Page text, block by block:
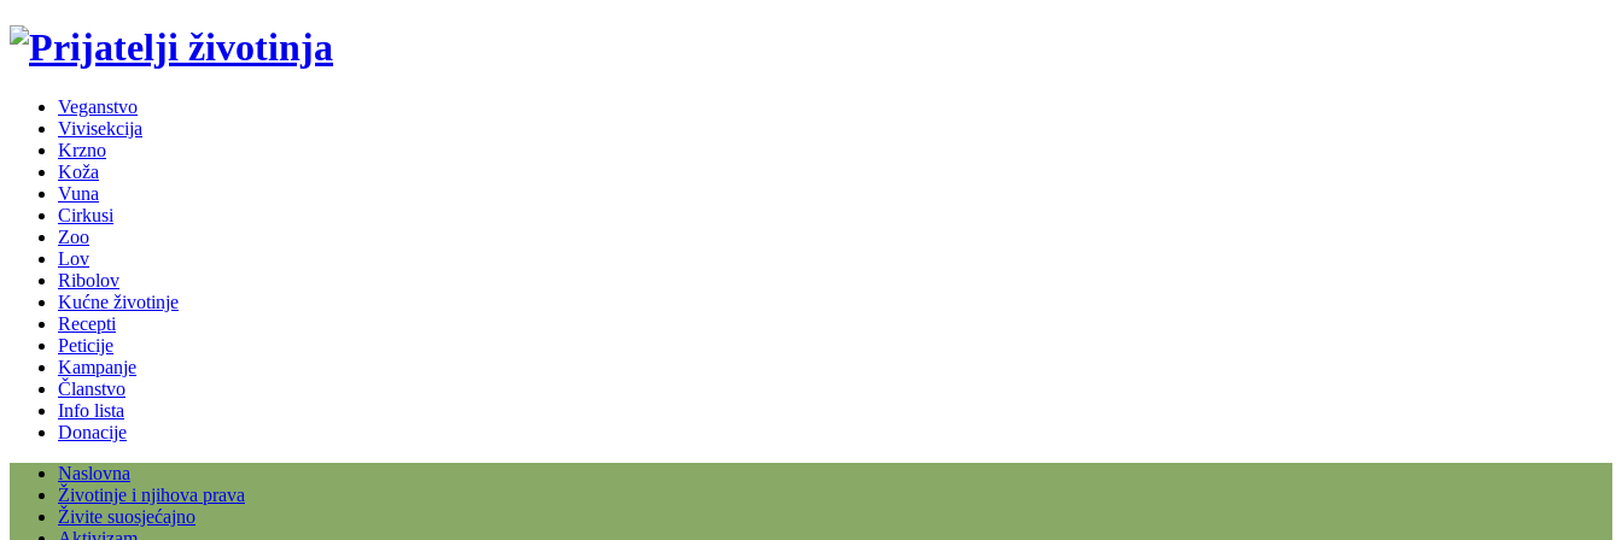
Veganstvo
Vivisekcija
Krzno
Koža
Vuna
Cirkusi
Zoo
Lov
Ribolov
Kućne životinje
Recepti
Peticije
Kampanje
Članstvo
Info lista
Donacije
Naslovna
Životinje i njihova prava
Živite suosjećajno